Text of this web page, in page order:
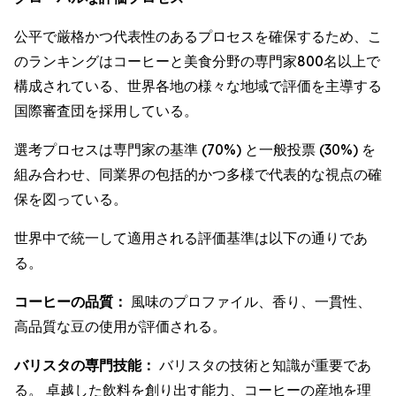
公平で厳格かつ代表性のあるプロセスを確保するため、こ
のランキングはコーヒーと美食分野の専門家800名以上で
構成されている、世界各地の様々な地域で評価を主導する
国際審査団を採用している。
選考プロセスは専門家の基準 (70%) と一般投票 (30%) を
組み合わせ、同業界の包括的かつ多様で代表的な視点の確
保を図っている。
世界中で統一して適用される評価基準は以下の通りであ
る。
コーヒーの品質： 風味のプロファイル、香り、一貫性、
高品質な豆の使用が評価される。
バリスタの専門技能： バリスタの技術と知識が重要であ
る。 卓越した飲料を創り出す能力、コーヒーの産地を理